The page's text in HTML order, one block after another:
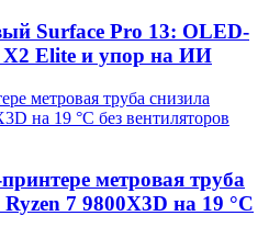
Surface Pro 13: OLED-
X2 Elite и упор на ИИ
метровая труба снизила
на 19 °C без вентиляторов
метровая труба
7 9800X3D на 19 °C